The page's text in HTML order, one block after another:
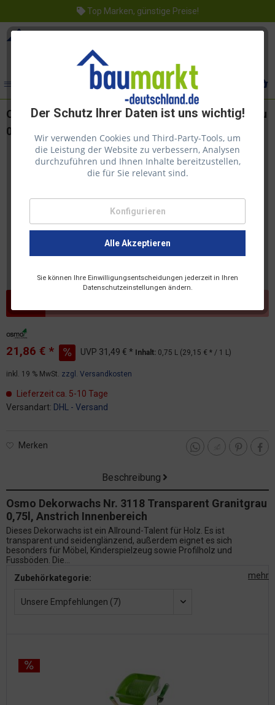
Top Marken, günstige Preise!
Der Schutz Ihrer Daten ist uns wichtig!
Wir verwenden Cookies und Third-Party-Tools, um
die Leistung der Website zu verbessern, Analysen
durchzuführen und Ihnen Inhalte bereitzustellen,
die für Sie relevant sind.
Konfigurieren
Alle Akzeptieren
Sie können Ihre Einwilligungsentscheidungen jederzeit in Ihren
Datenschutzeinstellungen ändern.
Osmo Dekorwachs Nr. 3118 Transparent Granitgrau
0,75l, Anstrich Innenbereich
21,86 € * UVP 31,49 € * Inhalt: 0,75 L (29,15 € * / 1 L)
inkl. 19 % MwSt. zzgl. Versandkosten
Lieferzeit ca. 5-10 Tage
Versandart: DHL - Versand
Merken
Beschreibung
Osmo Dekorwachs Nr. 3118 Transparent Granitgrau
0,75l, Anstrich Innenbereich
Dieses Dekorwachs ist ein Allround-Talent für Holz. Es ist
transparent und seidenglänzend, außerdem eignet es sich
besonders für Möbel, Kinderspielzeug sowie Profilholz und
Fussböden. Die...
mehr
Zubehörkategorie: